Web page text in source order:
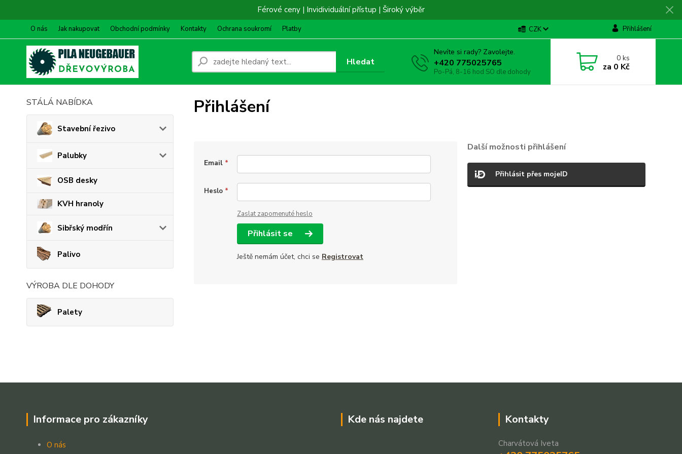
Férové ceny | Invidividuální přístup | Široký výběr
O nás Jak nakupovat Obchodní podmínky Kontakty Ochrana soukromí Platby CZK Přihlášení
Hledat
Nevíte si rady? Zavolejte.
+420 775025765
Po-Pá, 8-16 hod SO dle dohody
0ks
za 0 Kč
STÁLÁ NABÍDKA
Stavební řezivo
Palubky
OSB desky
KVH hranoly
Sibřský modřín
Palivo
VÝROBA DLE DOHODY
Palety
Přihlášení
Email *
Heslo *
Zaslat zapomenuté heslo
Přihlásit se
Ještě nemám účet, chci se Registrovat
Další možnosti přihlášení
Přihlásit přes mojeID
Informace pro zákazníky
O nás
Kde nás najdete Kontakty
Charvátová Iveta